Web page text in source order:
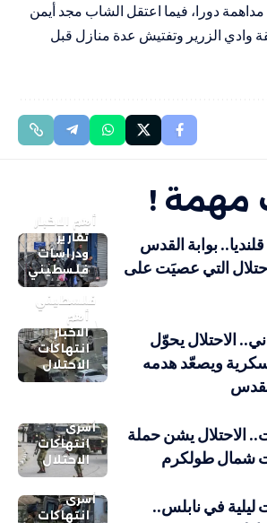
دورا، فيما اعتقل الشاب مجد أيمن
وادي الزرير وتفتيش عدة منازل قبل
مهمة !
أهم الاخبار
تقارير
ودراسات
فلسطيني
بوابة القدس
التي عصيَت على
فلسطيني
أهم
الاخبار
انتهاكات
الاحتلال
الاحتلال يحوّل
ويصعّد هدمه
أسرى
انتهاكات
الاحتلال
الاحتلال يشن حملة
شمال طولكرم
أسرى
انتهاكات
ليلية في نابلس..